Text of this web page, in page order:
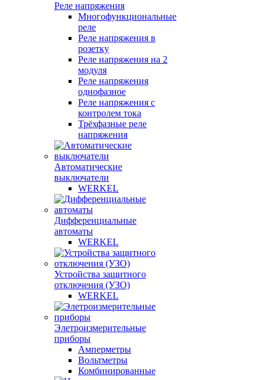
Реле напряжения
Многофункциональные
реле
Реле напряжения в
розетку
Реле напряжения на 2
модуля
Реле напряжения
однофазное
Реле напряжения с
контролем тока
Трёхфазные реле
напряжения
Автоматические
выключатели
WERKEL
Дифференциальные
автоматы
WERKEL
Устройства защитного
отключения (УЗО)
WERKEL
Элетроизмерительные
приборы
Амперметры
Вольтметры
Комбинированные